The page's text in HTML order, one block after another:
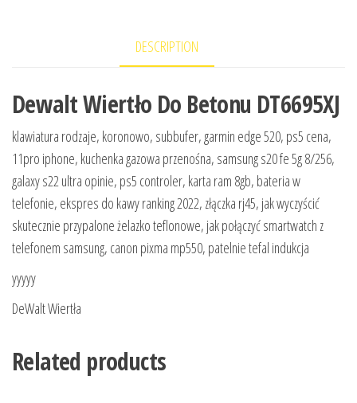
DESCRIPTION
Dewalt Wiertło Do Betonu DT6695XJ
klawiatura rodzaje, koronowo, subbufer, garmin edge 520, ps5 cena,
11pro iphone, kuchenka gazowa przenośna, samsung s20 fe 5g 8/256,
galaxy s22 ultra opinie, ps5 controler, karta ram 8gb, bateria w
telefonie, ekspres do kawy ranking 2022, złączka rj45, jak wyczyścić
skutecznie przypalone żelazko teflonowe, jak połączyć smartwatch z
telefonem samsung, canon pixma mp550, patelnie tefal indukcja
yyyyy
DeWalt Wiertła
Related products